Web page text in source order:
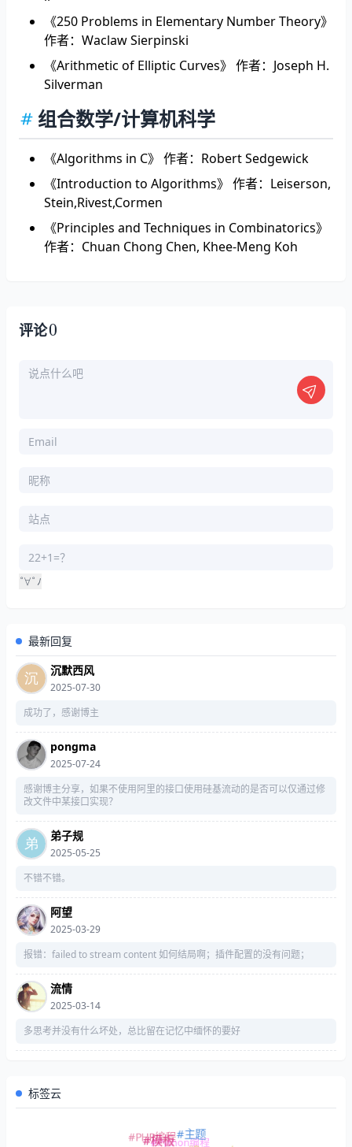
《250 Problems in Elementary Number Theory》
作者：Waclaw Sierpinski
《Arithmetic of Elliptic Curves》 作者：Joseph H.
Silverman
组合数学/计算机科学
《Algorithms in C》 作者：Robert Sedgewick
《Introduction to Algorithms》 作者：Leiserson,
Stein,Rivest,Cormen
《Principles and Techniques in Combinatorics》
作者：Chuan Chong Chen, Khee-Meng Koh
评论0
°∀
ﾉ
最新回复
沉默西风
2025-07-30
成功了，感谢博主
pongma
2025-07-24
感谢博主分享，如果不使用阿里的接口使用硅基流动的是否可以仅通过修
改文件中某接口实现？
弟子规
2025-05-25
不错不错。
阿望
2025-03-29
报错：failed to stream content 如何结局啊；插件配置的没有问题；
流情
2025-03-14
多思考并没有什么坏处，总比留在记忆中缅怀的要好
标签云
#PHP编程
#Python编程
#模板#主题